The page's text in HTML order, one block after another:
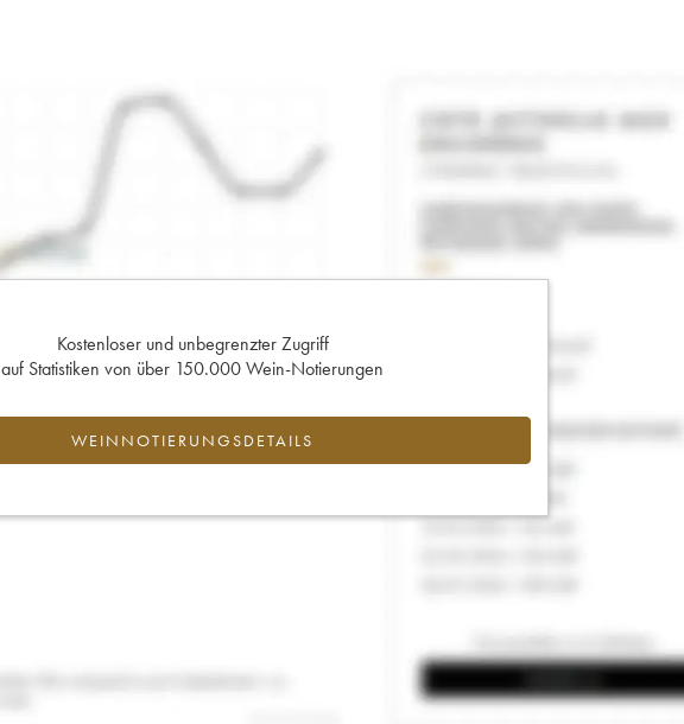
Kostenloser und unbegrenzter Zugriff
auf Statistiken von über 150.000 Wein-Notierungen
WEINNOTIERUNGSDETAILS